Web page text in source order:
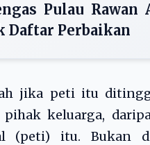
Pulau
Daftar Perbaikan
jika peti itu
keluarga,
(peti) itu. Bukan